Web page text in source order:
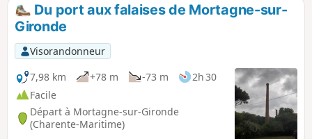
Du port aux falaises de Mortagne-sur-
Gironde
Visorandonneur
7,98 km
+78 m -73 m
2h 30
Facile
Départ à Mortagne-sur-Gironde
(Charente-Maritime)